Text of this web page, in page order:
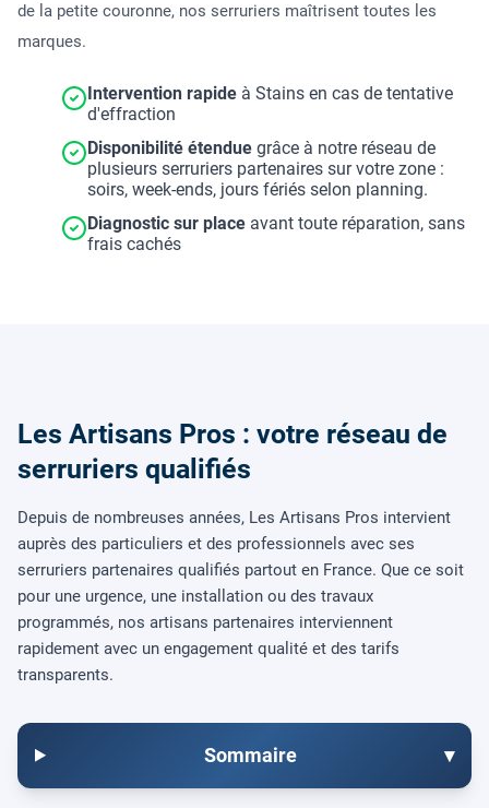
de la petite couronne, nos serruriers maîtrisent toutes les
marques.
Intervention rapide à Stains en cas de tentative
d'effraction
Disponibilité étendue grâce à notre réseau de
plusieurs serruriers partenaires sur votre zone :
soirs, week-ends, jours fériés selon planning.
Diagnostic sur place avant toute réparation, sans
frais cachés
Les Artisans Pros : votre réseau de
serruriers qualifiés
Depuis de nombreuses années, Les Artisans Pros intervient
auprès des particuliers et des professionnels avec ses
serruriers partenaires qualifiés partout en France. Que ce soit
pour une urgence, une installation ou des travaux
programmés, nos artisans partenaires interviennent
rapidement avec un engagement qualité et des tarifs
transparents.
Sommaire ▾